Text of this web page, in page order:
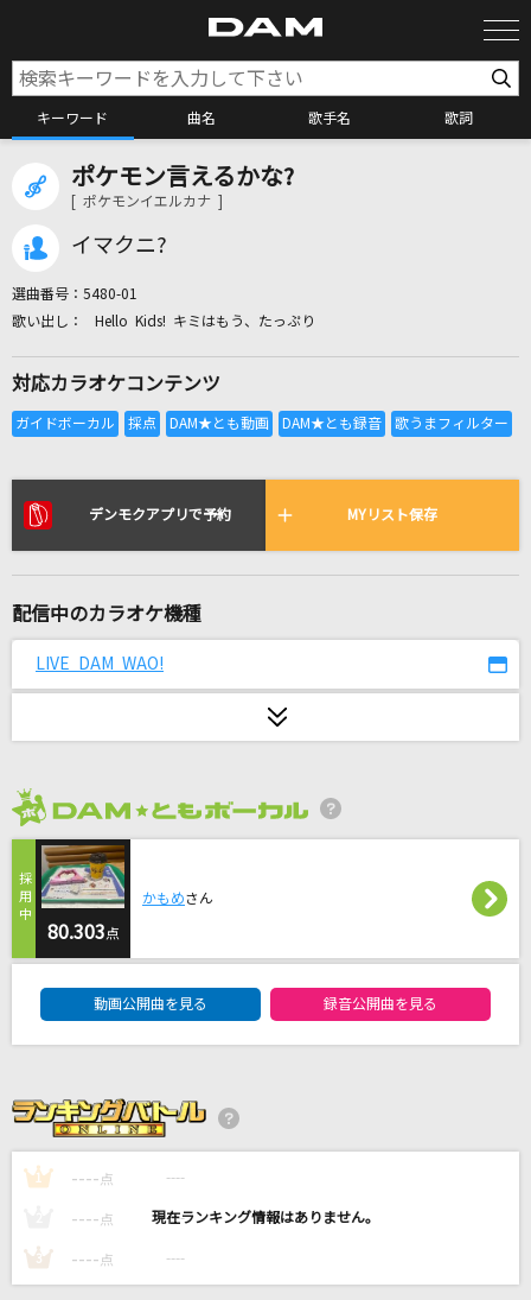
キーワード 曲名 歌手名 歌詞
カラオケ検索
全国りれき
鈴木一平
音田雅則
[生音]メロディー
玉置浩二
[生音]ハッピーエンド
back number
SIGN
izna
れるりり feat.初音ミク&GUMI
†吸tie Ladies†
(CV:Lynn)、エリー(CV:和氣あず未)
[生音]ORION
ポケモン言えるかな?
[ ポケモンイエルカナ ]
イマクニ?
選曲番号： 5480-01
Hello Kids! キミはもう、たっぷり
対応カラオケコンテンツ
デンモクアプリで予約 MYリスト保存
配信中のカラオケ機種
LIVE DAM WAO!
80.303点
かもめさん
動画公開曲を見る 録音公開曲を見る
1 ---- 点 ----
---- 点 ----
3 ---- 点 ----